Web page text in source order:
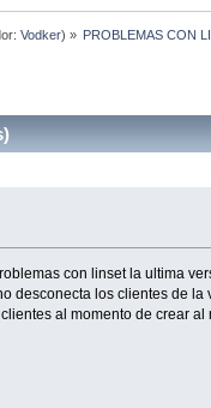
Vodker) » PROBLEMAS CON
con linset la ultima
desconecta los clientes de
al momento de crear